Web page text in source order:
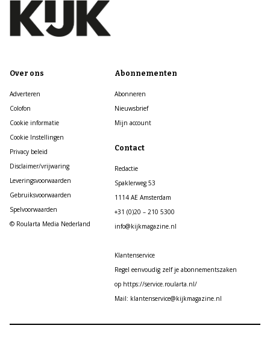
Over ons
Adverteren
Colofon
Cookie informatie
Cookie Instellingen
Privacy beleid
Disclaimer/vrijwaring
Leveringsvoorwaarden
Gebruiksvoorwaarden
Spelvoorwaarden
© Roularta Media Nederland
Abonnementen
Abonneren
Nieuwsbrief
Mijn account
Contact
Redactie
Spaklerweg 53
1114 AE Amsterdam
+31 (0)20 – 210 5300
info@kijkmagazine.nl
Klantenservice
Regel eenvoudig zelf je abonnementszaken
op https://service.roularta.nl/
Mail: klantenservice@kijkmagazine.nl